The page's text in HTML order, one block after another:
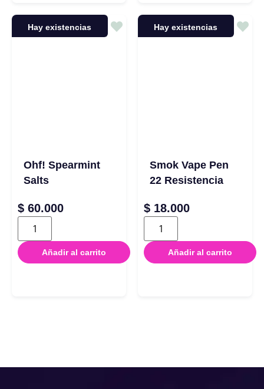
Hay existencias
Ohf! Spearmint
Salts
$ 60.000
Añadir al carrito
Hay existencias
Smok Vape Pen
22 Resistencia
$ 18.000
Añadir al carrito